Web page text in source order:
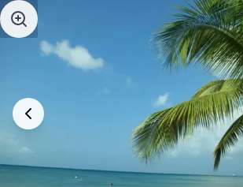
Aller au contenu principal